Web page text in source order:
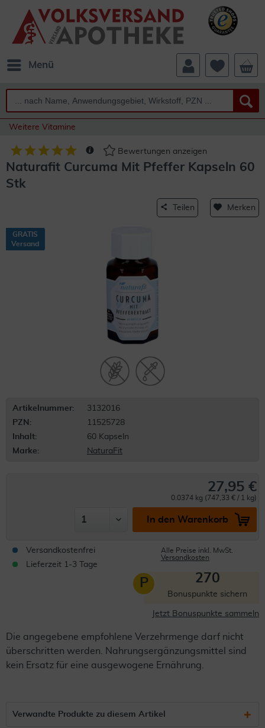
Menü
Weitere Vitamine
Bewertungen anzeigen
Naturafit Curcuma Mit Pfeffer Kapseln 60
Stk
Teilen Merken
GRATIS
Versand
Artikelnummer:
3132016
PZN:
11525728
Inhalt:
60 Kapseln
Marke:
NaturaFit
27,95 €
0.0374 kg (747,33 € / 1 kg)
In den Warenkorb
Versandkostenfrei
Lieferzeit 1-3 Tage
Alle Preise inkl. MwSt.
Versandkosten
P 270
Bonuspunkte sichern
Jetzt Bonuspunkte sammeln
Die angegebene empfohlene Verzehrmenge darf nicht
überschritten werden. Nahrungsergänzungsmittel sind
kein Ersatz für eine ausgewogene Ernährung.
Verwandte Produkte zu diesem Artikel